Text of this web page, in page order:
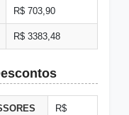
R$ 703,90
R$ 3383,48
R$